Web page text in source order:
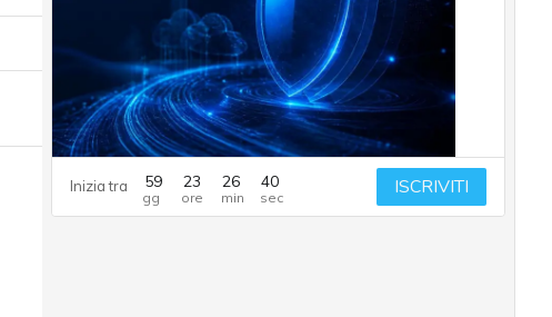
Inizia tra 59 23 26 39 ISCRIVITI